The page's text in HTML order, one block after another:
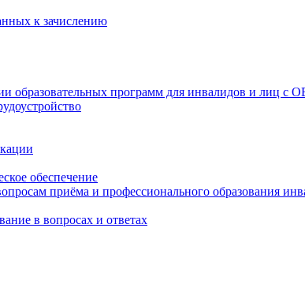
к зачислению
образовательных программ для инвалидов и лиц с
обеспечение
приёма и профессионального образования
в вопросах и ответах